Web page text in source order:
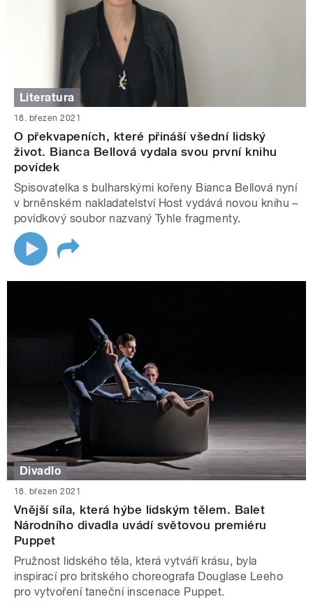
Literatura
18. březen 2021
O překvapeních, které přináší všední lidský
život. Bianca Bellová vydala svou první knihu
povídek
Spisovatelka s bulharskými kořeny Bianca Bellová nyní
v brněnském nakladatelství Host vydává novou knihu –
povídkový soubor nazvaný Tyhle fragmenty.
Divadlo
18. březen 2021
Vnější síla, která hýbe lidským tělem. Balet
Národního divadla uvádí světovou premiéru
Puppet
Pružnost lidského těla, která vytváří krásu, byla
inspirací pro britského choreografa Douglase Leeho
pro vytvoření taneční inscenace Puppet.